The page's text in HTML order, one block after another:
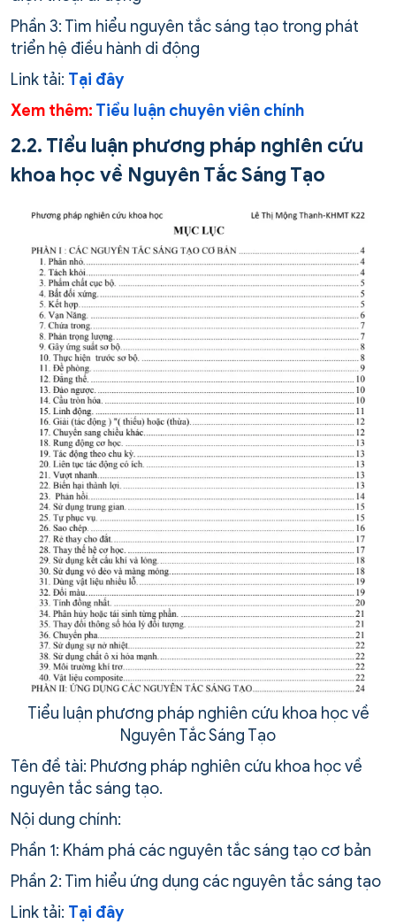
Phần 3: Tìm hiểu nguyên tắc sáng tạo trong phát
triển hệ điều hành di động
Link tải: Tại đây
Xem thêm: Tiểu luận chuyên viên chính
2.2. Tiểu luận phương pháp nghiên cứu
khoa học về Nguyên Tắc Sáng Tạo
Tiểu luận phương pháp nghiên cứu khoa học về
Nguyên Tắc Sáng Tạo
Tên đề tài: Phương pháp nghiên cứu khoa học về
nguyên tắc sáng tạo.
Nội dung chính:
Phần 1: Khám phá các nguyên tắc sáng tạo cơ bản
Phần 2: Tìm hiểu ứng dụng các nguyên tắc sáng tạo
Link tải: Tại đây